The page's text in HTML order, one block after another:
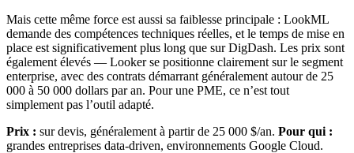
Mais cette même force est aussi sa faiblesse principale : LookML
demande des compétences techniques réelles, et le temps de mise en
place est significativement plus long que sur DigDash. Les prix sont
également élevés — Looker se positionne clairement sur le segment
enterprise, avec des contrats démarrant généralement autour de 25
000 à 50 000 dollars par an. Pour une PME, ce n’est tout
simplement pas l’outil adapté.
Prix : sur devis, généralement à partir de 25 000 $/an. Pour qui :
grandes entreprises data-driven, environnements Google Cloud.